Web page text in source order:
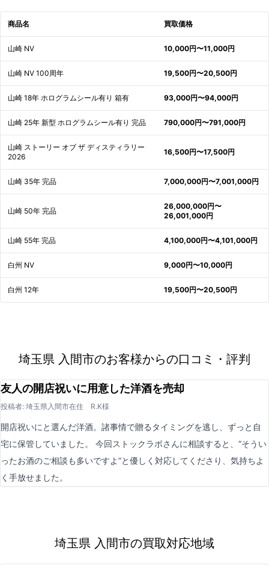
商品名 買取価格
山崎 NV 10,000円〜11,000円
山崎 NV 100周年 19,500円〜20,500円
山崎 18年 ホログラムシール有り 箱有 93,000円〜94,000円
山崎 25年 新型 ホログラムシール有り 完品 790,000円〜791,000円
山崎 ストーリー オブ ザ ディスティラリー
2026
16,500円〜17,500円
山崎 35年 完品 7,000,000円〜7,001,000円
山崎 50年 完品
26,000,000円〜
26,001,000円
山崎 55年 完品 4,100,000円〜4,101,000円
白州 NV 9,000円〜10,000円
白州 12年 19,500円〜20,500円
埼玉県 入間市のお客様からの口コミ・評判
友人の開店祝いに用意した洋酒を売却
投稿者: 埼玉県入間市在住 R.K様
開店祝いにと選んだ洋酒。諸事情で贈るタイミングを逃し、ずっと自
宅に保管していました。 今回ストックラボさんに相談すると、“そうい
ったお酒のご相談も多いですよ”と優しく対応してくださり、気持ちよ
く手放せました。
埼玉県 入間市の買取対応地域